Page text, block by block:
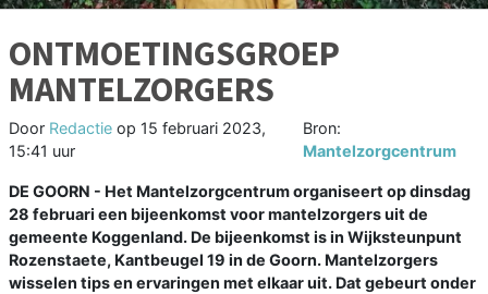
ONTMOETINGSGROEP
MANTELZORGERS
Door Redactie op 15 februari 2023,
15:41 uur
Bron:
Mantelzorgcentrum
DE GOORN - Het Mantelzorgcentrum organiseert op dinsdag
28 februari een bijeenkomst voor mantelzorgers uit de
gemeente Koggenland. De bijeenkomst is in Wijksteunpunt
Rozenstaete, Kantbeugel 19 in de Goorn. Mantelzorgers
wisselen tips en ervaringen met elkaar uit. Dat gebeurt onder